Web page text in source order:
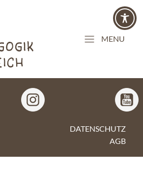
MENU
DATENSCHUTZ
AGB